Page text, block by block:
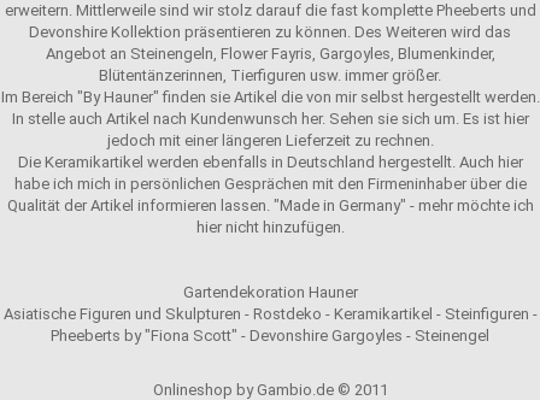
erweitern. Mittlerweile sind wir stolz darauf die fast komplette Pheeberts und
Devonshire Kollektion präsentieren zu können. Des Weiteren wird das
Angebot an Steinengeln, Flower Fayris, Gargoyles, Blumenkinder,
Blütentänzerinnen, Tierfiguren usw. immer größer.
Im Bereich "By Hauner" finden sie Artikel die von mir selbst hergestellt werden.
In stelle auch Artikel nach Kundenwunsch her. Sehen sie sich um. Es ist hier
jedoch mit einer längeren Lieferzeit zu rechnen.
Die Keramikartikel werden ebenfalls in Deutschland hergestellt. Auch hier
habe ich mich in persönlichen Gesprächen mit den Firmeninhaber über die
Qualität der Artikel informieren lassen. "Made in Germany" - mehr möchte ich
hier nicht hinzufügen.
Gartendekoration Hauner
Asiatische Figuren und Skulpturen - Rostdeko - Keramikartikel - Steinfiguren -
Pheeberts by "Fiona Scott" - Devonshire Gargoyles - Steinengel
Onlineshop by Gambio.de © 2011